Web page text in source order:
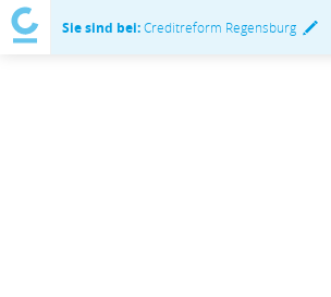
Sie sind bei:Creditreform Regensburg